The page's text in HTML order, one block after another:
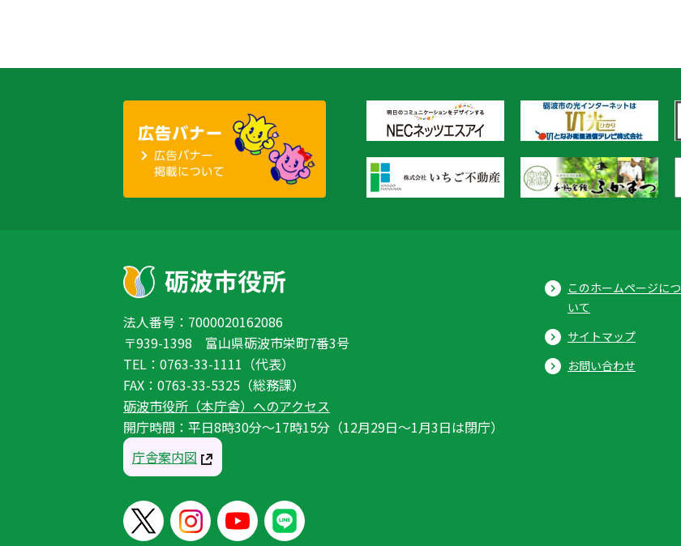
法人番号：7000020162086
〒939-1398 富山県砺波市栄町7番3号
TEL：0763-33-1111（代表）
FAX：0763-33-5325（総務課）
砺波市役所（本庁舎）へのアクセス
開庁時間：平日8時30分〜17時15分（12月29日〜1月3日は閉庁）
庁舎案内図
このホームページにつ
いて
サイトマップ
お問い合わせ